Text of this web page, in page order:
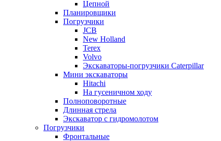
Цепной
Планировщики
Погрузчики
JCB
New Holland
Terex
Volvo
Экскаваторы-погрузчики Caterpillar
Мини экскаваторы
Hitachi
На гусеничном ходу
Полноповоротные
Длинная стрела
Экскаватор с гидромолотом
Погрузчики
Фронтальные